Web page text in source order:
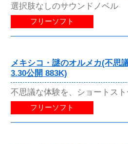
選択肢なしのサウンドノベル
フリーソフト
メキシコ・謎のオルメカ(不思
3.30公開 883K)
不思議な体験を、ショートス
フリーソフト